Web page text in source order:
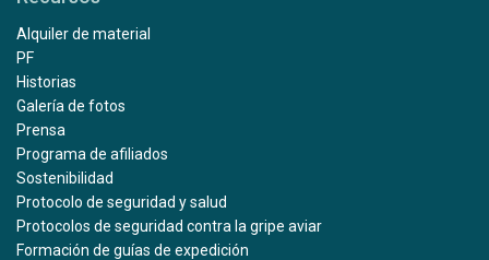
Alquiler de material
PF
Historias
Galería de fotos
Prensa
Programa de afiliados
Sostenibilidad
Protocolo de seguridad y salud
Protocolos de seguridad contra la gripe aviar
Formación de guías de expedición